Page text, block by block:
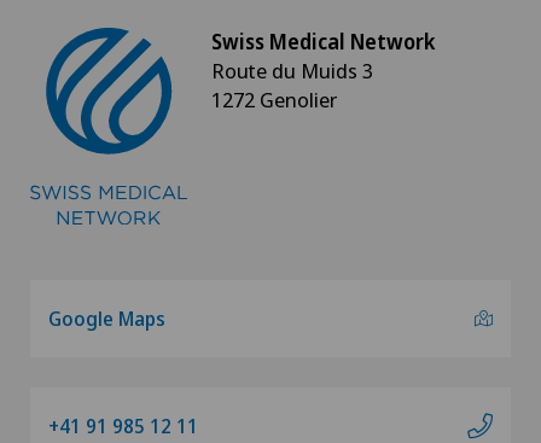
Swiss Medical Network
Route du Muids 3
1272 Genolier
Google Maps
+41 91 985 12 11